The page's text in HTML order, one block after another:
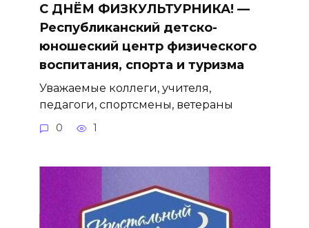
С ДНЁМ ФИЗКУЛЬТУРНИКА! —
Республиканский детско-
юношеский центр физического
воспитания, спорта и туризма
Уважаемые коллеги, учителя,
педагоги, спортсмены, ветераны
0 1